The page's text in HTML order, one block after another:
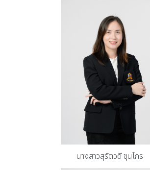
นางสาวสุรัตวดี​ ขุน​ไกร